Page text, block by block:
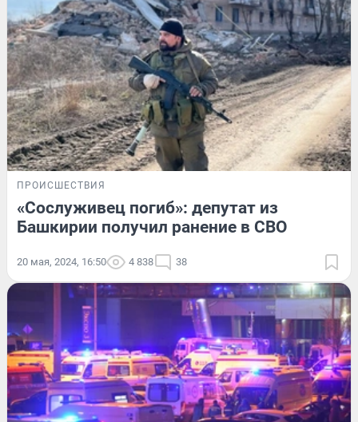
ПРОИСШЕСТВИЯ
«Сослуживец погиб»: депутат из
Башкирии получил ранение в СВО
20 мая, 2024, 16:50 4 838 38